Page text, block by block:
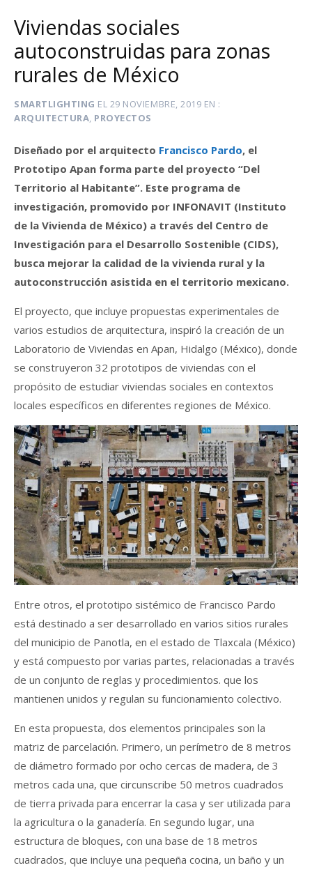
Viviendas sociales
autoconstruidas para zonas
rurales de México
SMARTLIGHTING EL 29 NOVIEMBRE, 2019 EN
ARQUITECTURA, PROYECTOS
Diseñado por el arquitecto Francisco Pardo, el
Prototipo Apan forma parte del proyecto “Del
Territorio al Habitante”. Este programa de
investigación, promovido por INFONAVIT (Instituto
de la Vivienda de México) a través del Centro de
Investigación para el Desarrollo Sostenible (CIDS),
busca mejorar la calidad de la vivienda rural y la
autoconstrucción asistida en el territorio mexicano.
El proyecto, que incluye propuestas experimentales de
varios estudios de arquitectura, inspiró la creación de un
Laboratorio de Viviendas en Apan, Hidalgo (México), donde
se construyeron 32 prototipos de viviendas con el
propósito de estudiar viviendas sociales en contextos
locales específicos en diferentes regiones de México.
Entre otros, el prototipo sistémico de Francisco Pardo
está destinado a ser desarrollado en varios sitios rurales
del municipio de Panotla, en el estado de Tlaxcala (México)
y está compuesto por varias partes, relacionadas a través
de un conjunto de reglas y procedimientos. que los
mantienen unidos y regulan su funcionamiento colectivo.
En esta propuesta, dos elementos principales son la
matriz de parcelación. Primero, un perímetro de 8 metros
de diámetro formado por ocho cercas de madera, de 3
metros cada una, que circunscribe 50 metros cuadrados
de tierra privada para encerrar la casa y ser utilizada para
la agricultura o la ganadería. En segundo lugar, una
estructura de bloques, con una base de 18 metros
cuadrados, que incluye una pequeña cocina, un baño y un